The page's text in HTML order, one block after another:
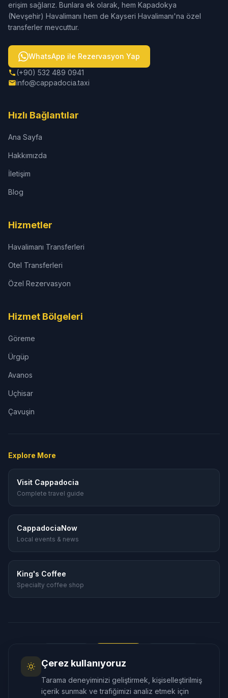
erişim sağlarız. Bunlara ek olarak, hem Kapadokya
(Nevşehir) Havalimanı hem de Kayseri Havalimanı'na özel
transferler mevcuttur.
WhatsApp ile Rezervasyon Yap
(+90) 532 489 0941
info@cappadocia.taxi
Hızlı Bağlantılar
Ana Sayfa
Hakkımızda
İletişim
Blog
Hizmetler
Havalimanı Transferleri
Otel Transferleri
Özel Rezervasyon
Hizmet Bölgeleri
Göreme
Ürgüp
Avanos
Uçhisar
Çavuşin
Explore More
Visit Cappadocia
Complete travel guide
CappadociaNow
Local events & news
King's Coffee
Specialty coffee shop
🇰🇷 한국어 🇯🇵 日本語
🇲🇾 Bahasa Melayu
Çerez kullanıyoruz
Tarama deneyiminizi geliştirmek, kişiselleştirilmiş
içerik sunmak ve trafiğimizi analiz etmek için